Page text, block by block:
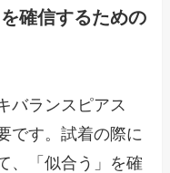
確信するための
バランスピアス
です。試着の際に
、「似合う」を確